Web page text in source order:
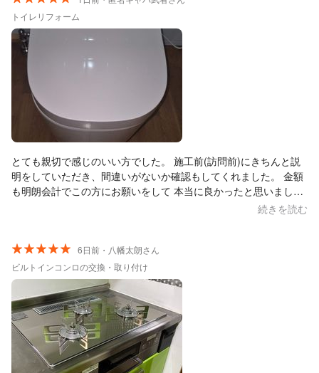
値でも11万超えるのに、本体を格安で62800円で買い、工賃2万円
もかからずで8万ほどで済んだことは、非常にありがたいです。暑
い中での作業でしたが、終始丁寧な作業でした。ありがとうござ
いました。
トイレリフォーム
とても親切で感じのいい方でした。 施工前(訪問前)にきちんと説
明をしていただき、間違いがないか確認もしてくれました。 金額
も明朗会計でこの方にお願いをして 本当に良かったと思いまし
た。 また、何かあればリピート間違いなくします。 本当にありが
続きを読む
6日前・八幡太朗さん
ビルトインコンロの交換・取り付け